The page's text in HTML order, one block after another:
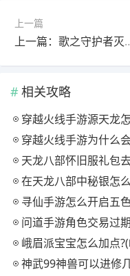
上一篇
上一篇：歌之守护
相关攻略
穿越火线手游源天龙怎么
穿越火线手游为什么会显示血量?(
天龙八部怀旧服礼包去哪领
在天龙八部中秘银怎么熔炼去哪
寻仙手游怎么开启五色神光?(
问道手游角色交易过期怎么取
峨眉派宝宝怎么加点
神武99神兽可以进修几次